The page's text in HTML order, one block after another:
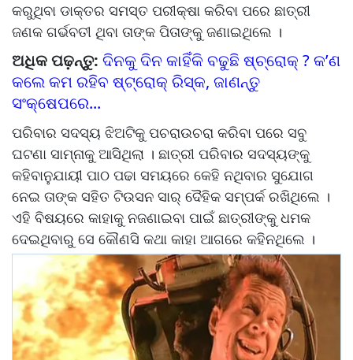
କରୁଥିବା ଡାକ୍ତର ସମସ୍ତ ପରୀକ୍ଷା କରିବା ପରେ ଛାତ୍ରୀ
ଜଣକ ଗର୍ଭବତୀ ଥିବା ତାଙ୍କ ପିତାଙ୍କୁ ଜଣାଇଥିଲେ ।
ଅଧିକ ପଢ଼ନ୍ତୁ: ଦିନକୁ ଦିନ କାହିଁକି ବଢୁଛି ଷ୍ଚ୍ରୋକ୍ ? କ’ଣ
କଲେ କମ ରହିବ ଷ୍ଟ୍ରୋକ୍ ରିସ୍କ, ଜାଣନ୍ତୁ
ସଂକ୍ଷେପରେ...
ପରିବାର ସଦସ୍ୟ ଝିଅଟିକୁ ପଚରାଉଚରା କରିବା ପରେ ସବୁ
ଘଟଣା ସାମ୍ନାକୁ ଆସିଥିଲା । ଛାତ୍ରୀ ପରିବାର ସଦସ୍ୟଙ୍କୁ
କହିବାନୁଯାୟୀ ପାଠ ପଢା ସମୟରେ କେହି ନଥିବାର ସୁଯୋଗ
ନେଇ ତାଙ୍କ ସହିତ ଟିଉସନ ସାର୍ ଦୈହିକ ସମ୍ପର୍କ ରଖିଥିଲେ ।
ଏହି ବିଷୟରେ କାହାକୁ ନଜଣାଇବା ପାଇଁ ଛାତ୍ରୀଙ୍କୁ ଧମକ
ଦେଇଥିବାରୁ ସେ କୌଣସି କଥା କାହା ଆଗରେ କହିନଥିଲେ ।